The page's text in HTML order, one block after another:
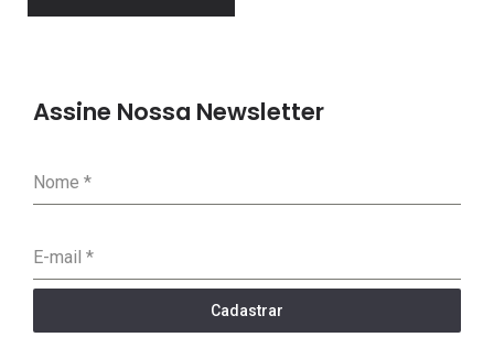
Assine Nossa Newsletter
Nome *
E-mail *
Cadastrar